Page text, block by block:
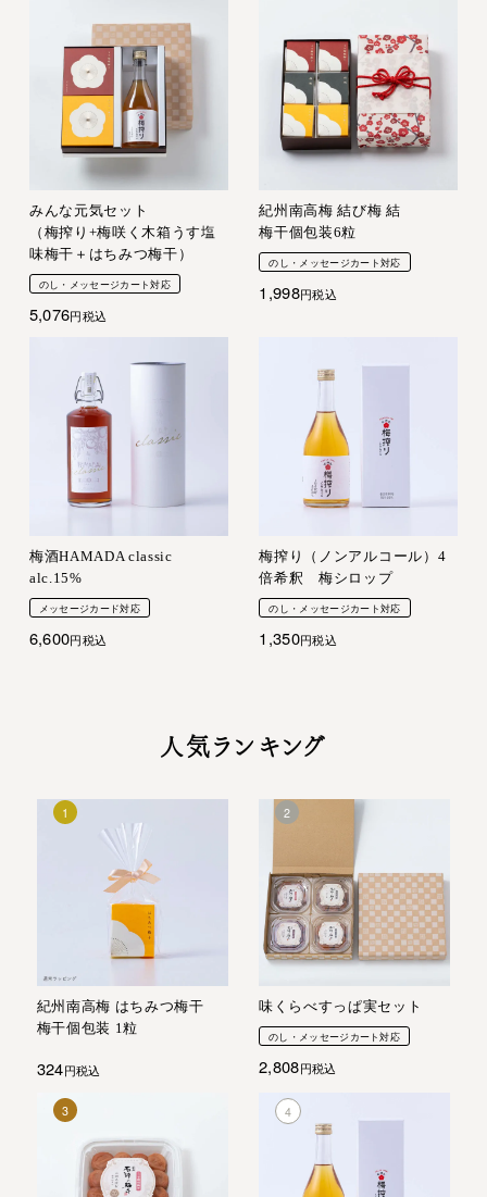
みんな元気セット
（梅搾り+梅咲く木箱うす塩
味梅干＋はちみつ梅干）
のし・メッセージカート対応
5,076 税込
紀州南高梅 結び梅 結
梅干個包装6粒
のし・メッセージカート対応
1,998 税込
梅酒HAMADA classic
alc.15%
メッセージカード対応
6,600 税込
梅搾り（ノンアルコール）4
倍希釈 梅シロップ
のし・メッセージカート対応
1,350 税込
人気ランキング
紀州南高梅 はちみつ梅干
梅干個包装 1粒
324 税込
味くらべすっぱ実セット
のし・メッセージカート対応
2,808 税込